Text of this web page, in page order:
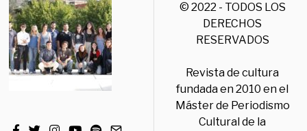
© 2022 - TODOS LOS
DERECHOS
RESERVADOS
Revista de cultura
fundada en 2010 en el
Máster de Periodismo
Cultural de la